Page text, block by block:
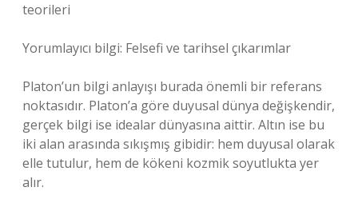
teorileri
Yorumlayıcı bilgi: Felsefi ve tarihsel çıkarımlar
Platon’un bilgi anlayışı burada önemli bir referans
noktasıdır. Platon’a göre duyusal dünya değişkendir,
gerçek bilgi ise idealar dünyasına aittir. Altın ise bu
iki alan arasında sıkışmış gibidir: hem duyusal olarak
elle tutulur, hem de kökeni kozmik soyutlukta yer
alır.